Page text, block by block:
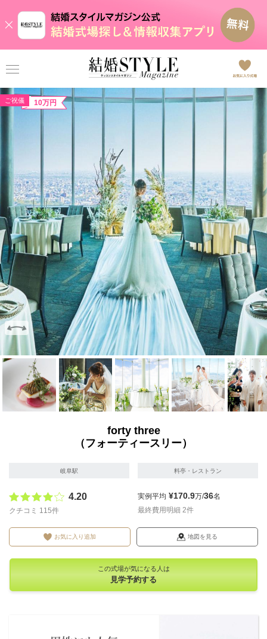
ご祝儀 10万円
forty three
（フォーティースリー）
岐阜駅 料亭・レストラン
4.20
クチコミ 115件
実例平均 ¥170.9万/36名
最終費用明細 2件
お気に入り追加 地図を見る
この式場が気になる人は
見学予約する